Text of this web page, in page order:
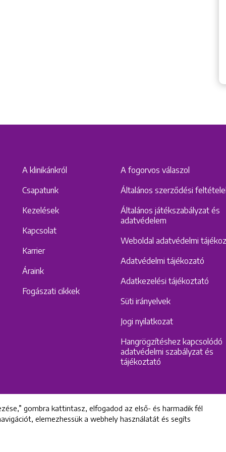
A klinikánkról
Csapatunk
Kezelések
Kapcsolat
Karrier
Áraink
Fogászati cikkek
A fogorvos válaszol
Általános szerződési
Általános játékszabályzat és
adatvédelem
Weboldal adatvédelmi
Adatvédelmi tájékozató
Adatkezelési tájékoztató
Süti irányelvek
Jogi nyilatkozat
Hangrögzítéshez kapcsolódó
adatvédelmi szabályzat és
tájékoztató
All rights reserved © 2022 Uniklinik Dental and Implant Center
gombra kattintasz, elfogadod az első- és harmadik fél
elemezhessük a webhely használatát és segíts